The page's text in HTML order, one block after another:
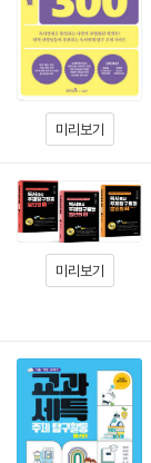
미리보기
미리보기